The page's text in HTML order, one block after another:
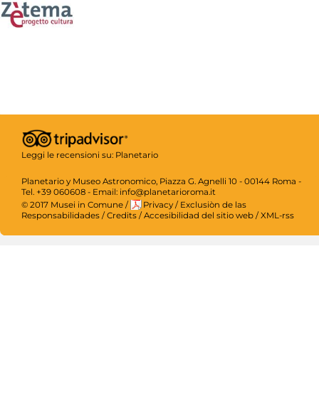
Leggi le recensioni su: Planetario
Planetario y Museo Astronomico, Piazza G. Agnelli 10 - 00144 Roma -
Tel. +39 060608 - Email: info@planetarioroma.it
© 2017 Musei in Comune / Privacy / Exclusiòn de las
Responsabilidades / Credits / Accesibilidad del sitio web / XML-rss